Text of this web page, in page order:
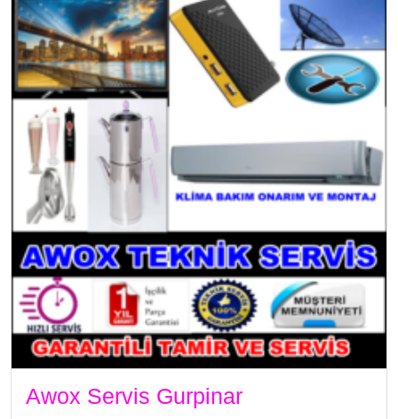
Awox Servis Gurpinar